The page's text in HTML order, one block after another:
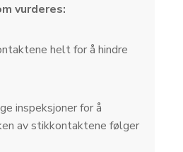
vurderes:
helt for å hindre
inspeksjoner for å
av stikkontaktene følger